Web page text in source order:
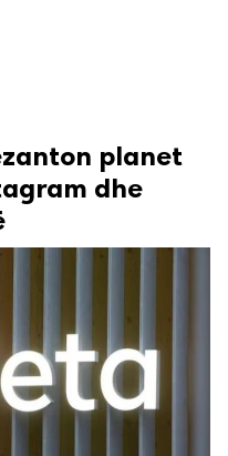
planet
dhe